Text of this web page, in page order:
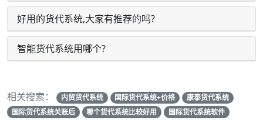
好用的货代系统,大家有推荐的吗?
智能货代系统用哪个?
相关搜索： 内贸货代系统 国际货代系统+价格
康泰货代系统
国际货代系统关账后
哪个货代系统比较好用
国际货代系统软件